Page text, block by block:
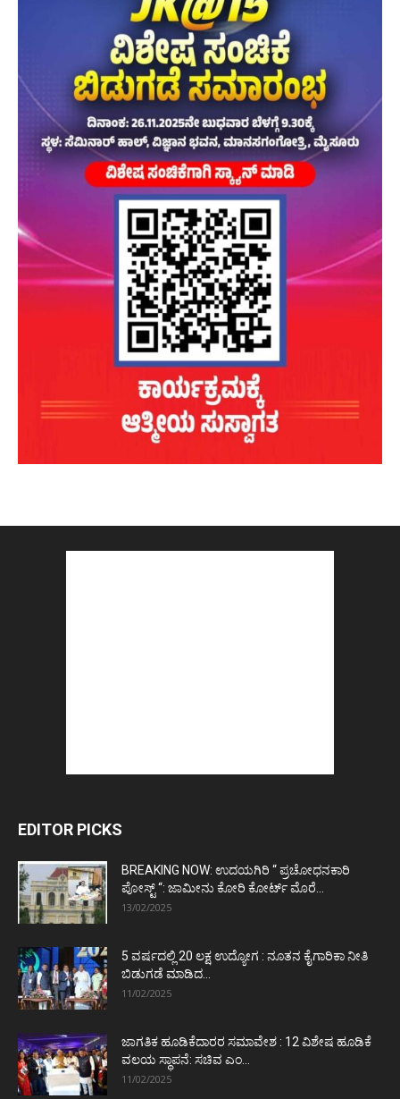
EDITOR PICKS
BREAKING NOW: ಉದಯಗಿರಿ “ ಪ್ರಚೋಧನಕಾರಿ
ಪೋಸ್ಟ್‌ “: ಜಾಮೀನು ಕೋರಿ ಕೋರ್ಟ್‌ ಮೊರೆ...
13/02/2025
5 ವರ್ಷದಲ್ಲಿ 20 ಲಕ್ಷ ಉದ್ಯೋಗ : ನೂತನ ಕೈಗಾರಿಕಾ ನೀತಿ
ಬಿಡುಗಡೆ ಮಾಡಿದ...
11/02/2025
ಜಾಗತಿಕ ಹೂಡಿಕೆದಾರರ ಸಮಾವೇಶ : 12 ವಿಶೇಷ ಹೂಡಿಕೆ
ವಲಯ ಸ್ಥಾಪನೆ: ಸಚಿವ ಎಂ...
11/02/2025